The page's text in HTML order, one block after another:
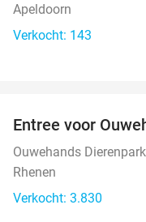
Apeldoorn
Verkocht: 143
Entree voor
Ouwehands
Rhenen
Verkocht: 3.830